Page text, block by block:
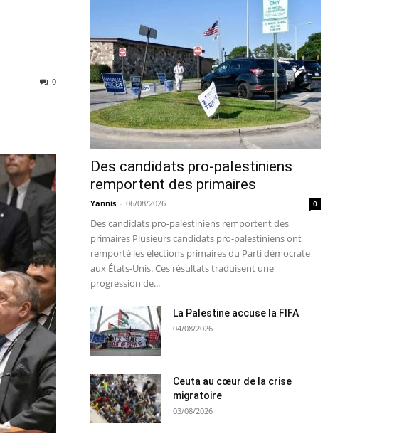
0
Des candidats pro-palestiniens
remportent des primaires
Yannis - 06/08/2026 0
Des candidats pro-palestiniens remportent des
primaires Plusieurs candidats pro-palestiniens ont
remporté les élections primaires du Parti démocrate
aux États-Unis. Ces résultats traduisent une
progression de...
La Palestine accuse la FIFA
04/08/2026
Ceuta au cœur de la crise
migratoire
03/08/2026